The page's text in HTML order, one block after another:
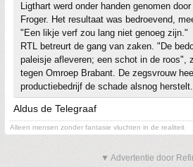
Ligthart werd onder handen genomen
Froger. Het resultaat was bedroevend,
"Een likje verf zou lang niet genoeg zijn."
RTL betreurt de gang van zaken. "De
paleisje afleveren; een schot in de roos",
tegen Omroep Brabant. De zegsvrouw
productiebedrijf de schade alsnog herstelt.
Aldus de Telegraaf
Alleen mensen zonder fantasie vluchten in de realiteit
▼ Advertentie door